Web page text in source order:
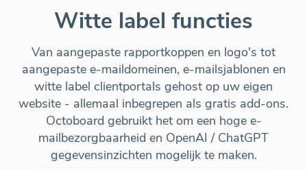
Witte label functies
Van aangepaste rapportkoppen en logo's tot
aangepaste e-maildomeinen, e-mailsjablonen en
witte label clientportals gehost op uw eigen
website - allemaal inbegrepen als gratis add-ons.
Octoboard gebruikt het om een hoge e-
mailbezorgbaarheid en OpenAI / ChatGPT
gegevensinzichten mogelijk te maken.